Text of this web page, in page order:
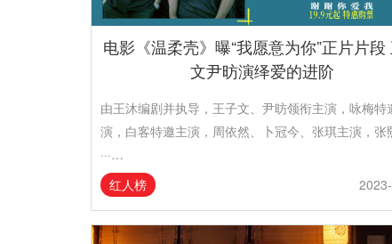
电影《温柔壳》曝“我愿意为你”正片片段
文尹昉演绎爱的进阶
由王沐编剧并执导，王子文、尹昉领衔主演，咏梅特
演，白客特邀主演，周依然、卜冠今、张琪主演，张
···…
红人榜